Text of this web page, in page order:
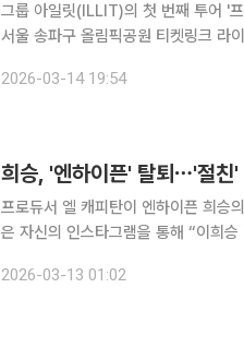
그룹 아일릿(ILLIT)의 첫 번째 투어 '
서울 송파구 올림픽공원 티켓링크 라
이 열렸다. 아일릿의
2026-03-14 19:54
희승, '엔하이픈' 탈퇴⋯'절친'
프로듀서 엘 캐피탄이 엔하이픈 희승의 탈
은 자신의 인스타그램을 통해 “이희승 이
들아, 애가 XX 좀 그럴 수도 있지”라
2026-03-13 01:02